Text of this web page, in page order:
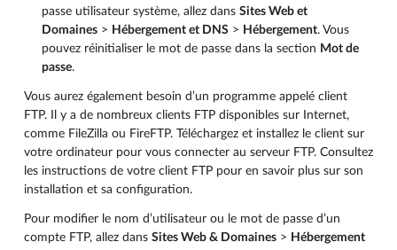
passe utilisateur système, allez dans Sites Web et
Domaines > Hébergement et DNS > Hébergement. Vous
pouvez réinitialiser le mot de passe dans la section Mot de
passe.
Vous aurez également besoin d’un programme appelé client
FTP. Il y a de nombreux clients FTP disponibles sur Internet,
comme FileZilla ou FireFTP. Téléchargez et installez le client sur
votre ordinateur pour vous connecter au serveur FTP. Consultez
les instructions de votre client FTP pour en savoir plus sur son
installation et sa configuration.
Pour modifier le nom d’utilisateur ou le mot de passe d’un
compte FTP, allez dans Sites Web & Domaines > Hébergement